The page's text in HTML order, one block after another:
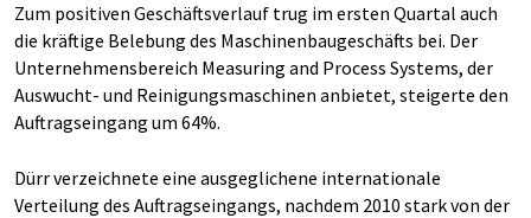
Zum positiven Geschäftsverlauf trug im ersten Quartal auch
die kräftige Belebung des Maschinenbaugeschäfts bei. Der
Unternehmensbereich Measuring and Process Systems, der
Auswucht- und Reinigungsmaschinen anbietet, steigerte den
Auftragseingang um 64%.
Dürr verzeichnete eine ausgeglichene internationale
Verteilung des Auftragseingangs, nachdem 2010 stark von der